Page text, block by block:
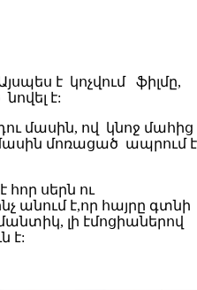
է կոչվում ֆիլմը,
է:
մասին, ով կնոջ մահից
մոռացած ապրում է
հոր սերն ու
անում է,որ հայրը գտնի
լի էմոցիաներով
է: